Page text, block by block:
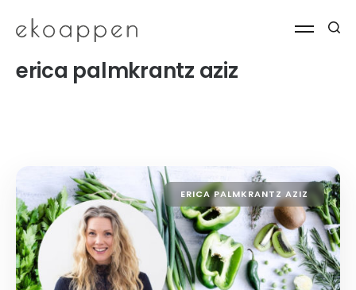
erica palmkrantz aziz
ERICA PALMKRANTZ AZIZ